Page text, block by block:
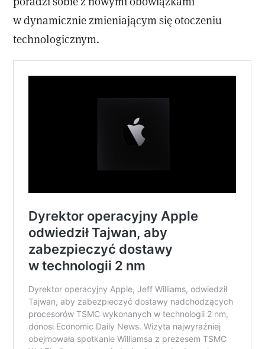
w dynamicznie zmieniającym się otoczeniu
technologicznym.